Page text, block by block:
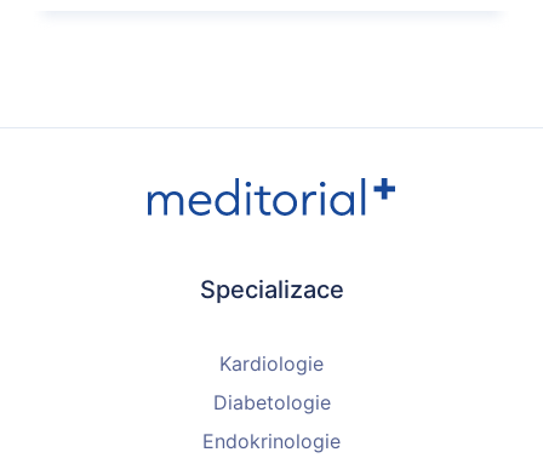
Specializace
Kardiologie
Diabetologie
Endokrinologie